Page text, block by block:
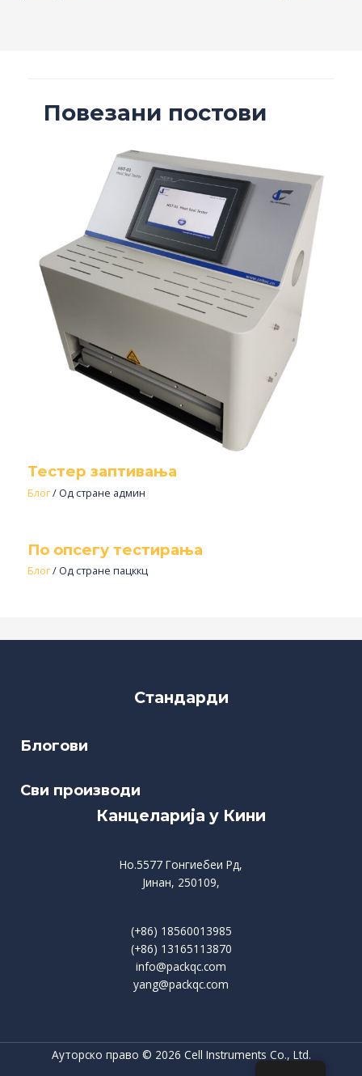
Повезани постови
Тестер заптивања
Блог/ Од стране админ
По опсегу тестирања
Блог/ Од странепацккц
Стандарди
Блогови
Сви производи
Канцеларија у Кини
Но.5577 Гонгиебеи Рд,
Јинан, 250109,
(+86) 18560013985
(+86) 13165113870
info@packqc.com
yang@packqc.com
Ауторско право © 2026 Cell Instruments Co., Ltd.